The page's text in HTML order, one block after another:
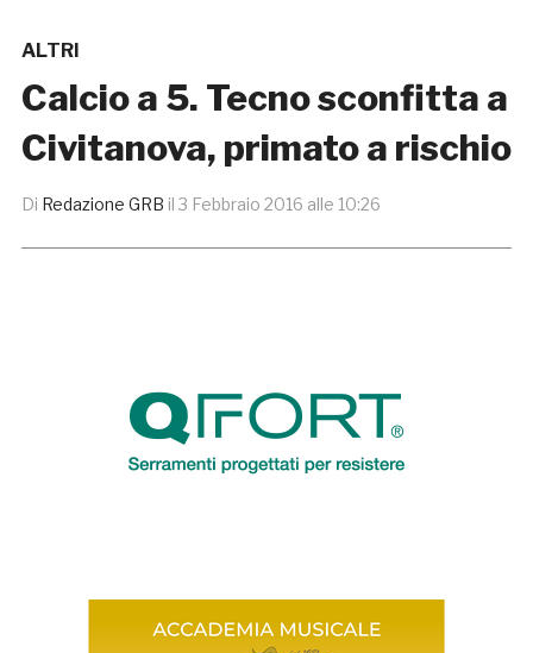
ALTRI
Calcio a 5. Tecno sconfitta a
Civitanova, primato a rischio
Di Redazione GRB il 3 Febbraio 2016 alle 10:26